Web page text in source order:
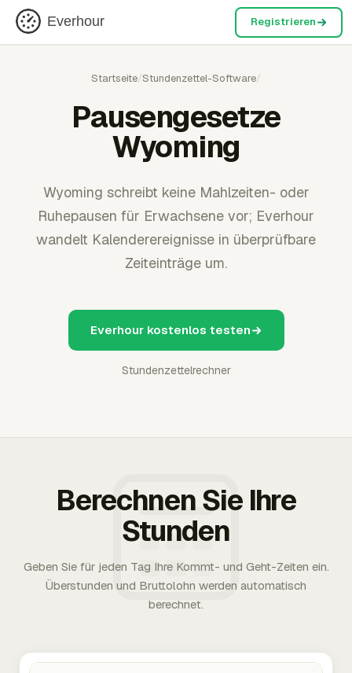
Everhour Registrieren
Startseite/Stundenzettel-Software/
Pausengesetze
Wyoming
Wyoming schreibt keine Mahlzeiten- oder
Ruhepausen für Erwachsene vor; Everhour
wandelt Kalenderereignisse in überprüfbare
Zeiteinträge um.
Everhour kostenlos testen
Stundenzettelrechner
Berechnen Sie Ihre
Stunden
Geben Sie für jeden Tag Ihre Kommt- und Geht-Zeiten ein.
Überstunden und Bruttolohn werden automatisch
berechnet.